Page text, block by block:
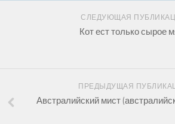
СЛЕДУЮЩАЯ
Кот ест только сырое
ПРЕДЫДУЩАЯ
Австралийский мист